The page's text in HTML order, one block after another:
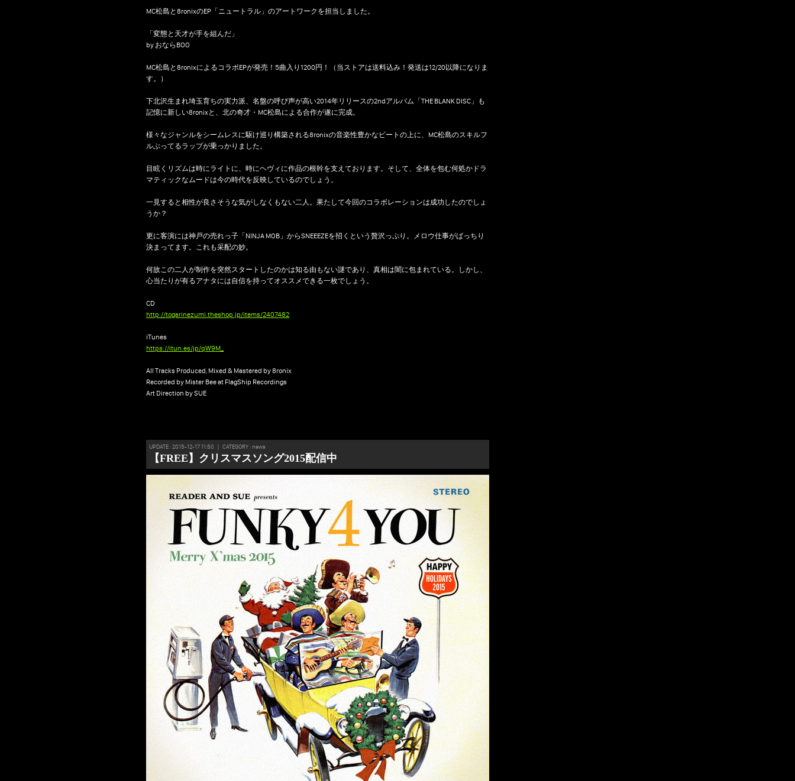
MC松島と8ronixのEP「ニュートラル」のアートワークを担当しました。
「変態と天才が手を組んだ」
by おならBOO
MC松島と8ronixによるコラボEPが発売！5曲入り1200円！（当ストアは送料込み！発送は12/20以降になりま
す。）
下北沢生まれ埼玉育ちの実力派、名盤の呼び声が高い2014年リリースの2ndアルバム「THE BLANK DISC」も
記憶に新しい8ronixと、北の奇才・MC松島による合作が遂に完成。
様々なジャンルをシームレスに駆け巡り構築される8ronixの音楽性豊かなビートの上に、MC松島のスキルフ
ルぶってるラップが乗っかりました。
目眩くリズムは時にライトに、時にヘヴィに作品の根幹を支えております。そして、全体を包む何処かドラ
マティックなムードは今の時代を反映しているのでしょう。
一見すると相性が良さそうな気がしなくもない二人。果たして今回のコラボレーションは成功したのでしょ
うか？
更に客演には神戸の売れっ子「NINJA MOB」からSNEEEZEを招くという贅沢っぷり。メロウ仕事がばっちり
決まってます。これも采配の妙。
何故この二人が制作を突然スタートしたのかは知る由もない謎であり、真相は闇に包まれている。しかし、
心当たりが有るアナタには自信を持ってオススメできる一枚でしょう。
CD
http://togarinezumi.theshop.jp/items/2407482
iTunes
https://itun.es/jp/qW9M_
All Tracks Produced, Mixed & Mastered by 8ronix
Recorded by Mister Bee at FlagShip Recordings
Art Direction by SUE
UPDATE : 2015-12-17 11:50 ｜ CATEGORY : news
【FREE】クリスマスソング2015配信中